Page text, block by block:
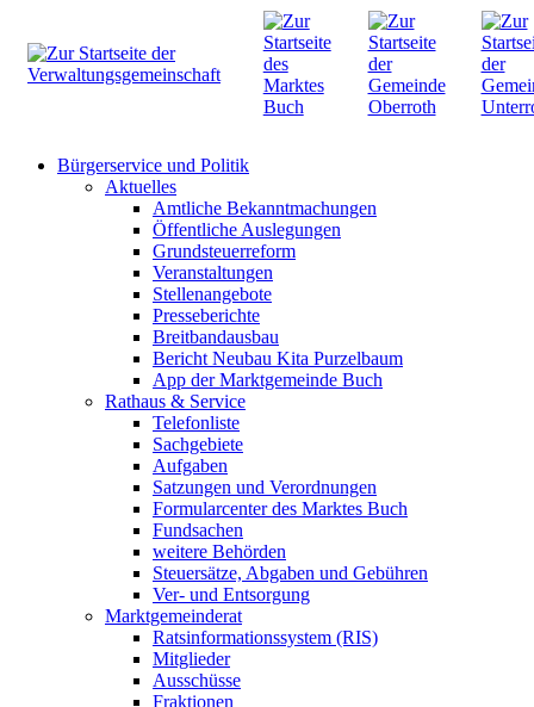
Bürgerservice und Politik
Aktuelles
Amtliche Bekanntmachungen
Öffentliche Auslegungen
Grundsteuerreform
Veranstaltungen
Stellenangebote
Presseberichte
Breitbandausbau
Bericht Neubau Kita Purzelbaum
App der Marktgemeinde Buch
Rathaus & Service
Telefonliste
Sachgebiete
Aufgaben
Satzungen und Verordnungen
Formularcenter des Marktes Buch
Fundsachen
weitere Behörden
Steuersätze, Abgaben und Gebühren
Ver- und Entsorgung
Marktgemeinderat
Ratsinformationssystem (RIS)
Mitglieder
Ausschüsse
Fraktionen